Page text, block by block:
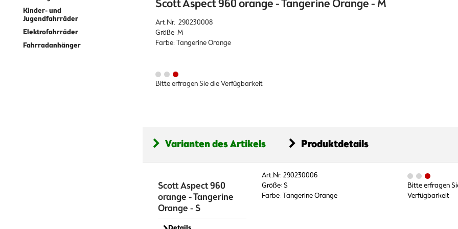
Kinder- und
Jugendfahrräder
Elektrofahrräder
Fahrradanhänger
Scott Aspect 960 orange - Tangerine Orange - M
Art.Nr. 290230008
Größe: M
Farbe: Tangerine Orange
Bitte erfragen Sie die Verfügbarkeit
Varianten des Artikels Produktdetails
Scott Aspect 960
orange - Tangerine
Orange - S
Art.Nr. 290230006
Größe: S
Farbe: Tangerine Orange
Bitte erfragen
Verfügbarkeit